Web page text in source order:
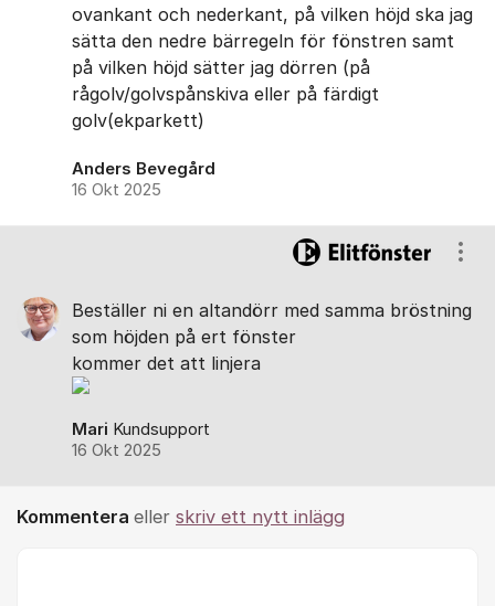
ovankant och nederkant, på vilken höjd ska jag
sätta den nedre bärregeln för fönstren samt
på vilken höjd sätter jag dörren (på
rågolv/golvspånskiva eller på färdigt
golv(ekparkett)
Anders Bevegård
16 Okt 2025
Beställer ni en altandörr med samma bröstning
som höjden på ert fönster
kommer det att linjera
Mari Kundsupport
16 Okt 2025
Kommentera eller skriv ett nytt inlägg